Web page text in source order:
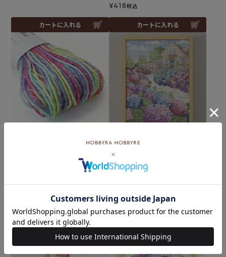
カートに入れる
¥418税込
カートに入れる
Sparkle Sashiko Thread
カートに入れる
クロスステッチフレーム＜
あじさいの咲くお家＞
×(在庫なし)
5.00（1）